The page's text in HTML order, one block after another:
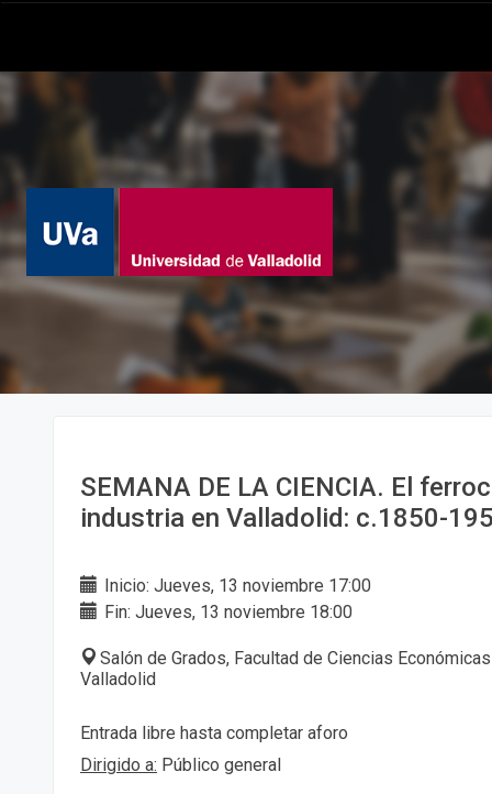
SEMANA DE LA CIENCIA. El
industria en Valladolid: c.1850-
Inicio: Jueves, 13 noviembre 17:00
Fin: Jueves, 13 noviembre 18:00
Salón de Grados, Facultad de Ciencias
Valladolid
Entrada libre hasta completar aforo
Dirigido a: Público general